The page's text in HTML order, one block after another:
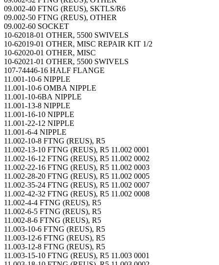
09.002-40 FTNG (REUS), SKTLS/R6
09.002-50 FTNG (REUS), OTHER
09.002-60 SOCKET
10-62018-01 OTHER, 5500 SWIVELS
10-62019-01 OTHER, MISC REPAIR KIT 1/2
10-62020-01 OTHER, MISC
10-62021-01 OTHER, 5500 SWIVELS
107-74446-16 HALF FLANGE
11.001-10-6 NIPPLE
11.001-10-6 OMBA NIPPLE
11.001-10-6BA NIPPLE
11.001-13-8 NIPPLE
11.001-16-10 NIPPLE
11.001-22-12 NIPPLE
11.001-6-4 NIPPLE
11.002-10-8 FTNG (REUS), R5
11.002-13-10 FTNG (REUS), R5 11.002 0001
11.002-16-12 FTNG (REUS), R5 11.002 0002
11.002-22-16 FTNG (REUS), R5 11.002 0003
11.002-28-20 FTNG (REUS), R5 11.002 0005
11.002-35-24 FTNG (REUS), R5 11.002 0007
11.002-42-32 FTNG (REUS), R5 11.002 0008
11.002-4-4 FTNG (REUS), R5
11.002-6-5 FTNG (REUS), R5
11.002-8-6 FTNG (REUS), R5
11.003-10-6 FTNG (REUS), R5
11.003-12-6 FTNG (REUS), R5
11.003-12-8 FTNG (REUS), R5
11.003-15-10 FTNG (REUS), R5 11.003 0001